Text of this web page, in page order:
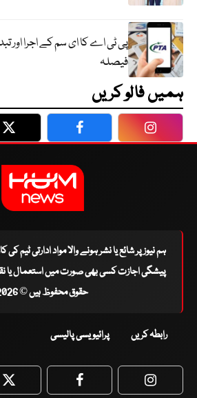
پی ٹی اے کا ای سم کے اجرا اور
فیصلہ
ہمیں فالو کریں
Twitter Facebook
ہم نیوز پر شائع یا نشر ہونے والا مواد ادارتی ٹیم
پیشگی اجازت کسی بھی صورت میں استعمال یا
حقوق محفوظ ہیں © 2026
رابطہ کریں پرائیویسی پالیسی
Twitter Facebook